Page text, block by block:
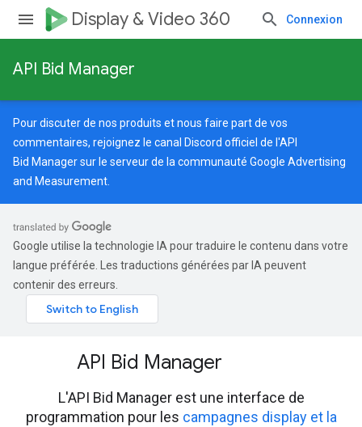
Display & Video 360 Connexion
API Bid Manager
Pour discuter de nos produits et nous faire part de vos
commentaires, rejoignez le canal Discord officiel de l'API
Bid Manager sur le serveur de la communauté Google Advertising
and Measurement
Google utilise la technologie IA pour traduire le contenu dans votre
langue préférée. Les traductions générées par IA peuvent
contenir des erreurs.
API Bid Manager
L'API Bid Manager est une interface de
programmation pour les campagnes display et la